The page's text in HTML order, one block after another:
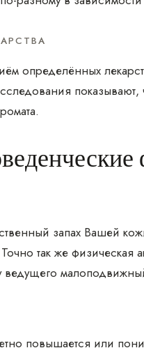
определённых
показывают,
запах Вашей
так же физическая
ведущего
повышается или